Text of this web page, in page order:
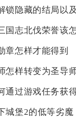
锁隐藏的结局以
国志北伐荣誉该
章怎样才能得到
怎样转变为圣导
通过游戏任务获
城堡2的低等劣魔